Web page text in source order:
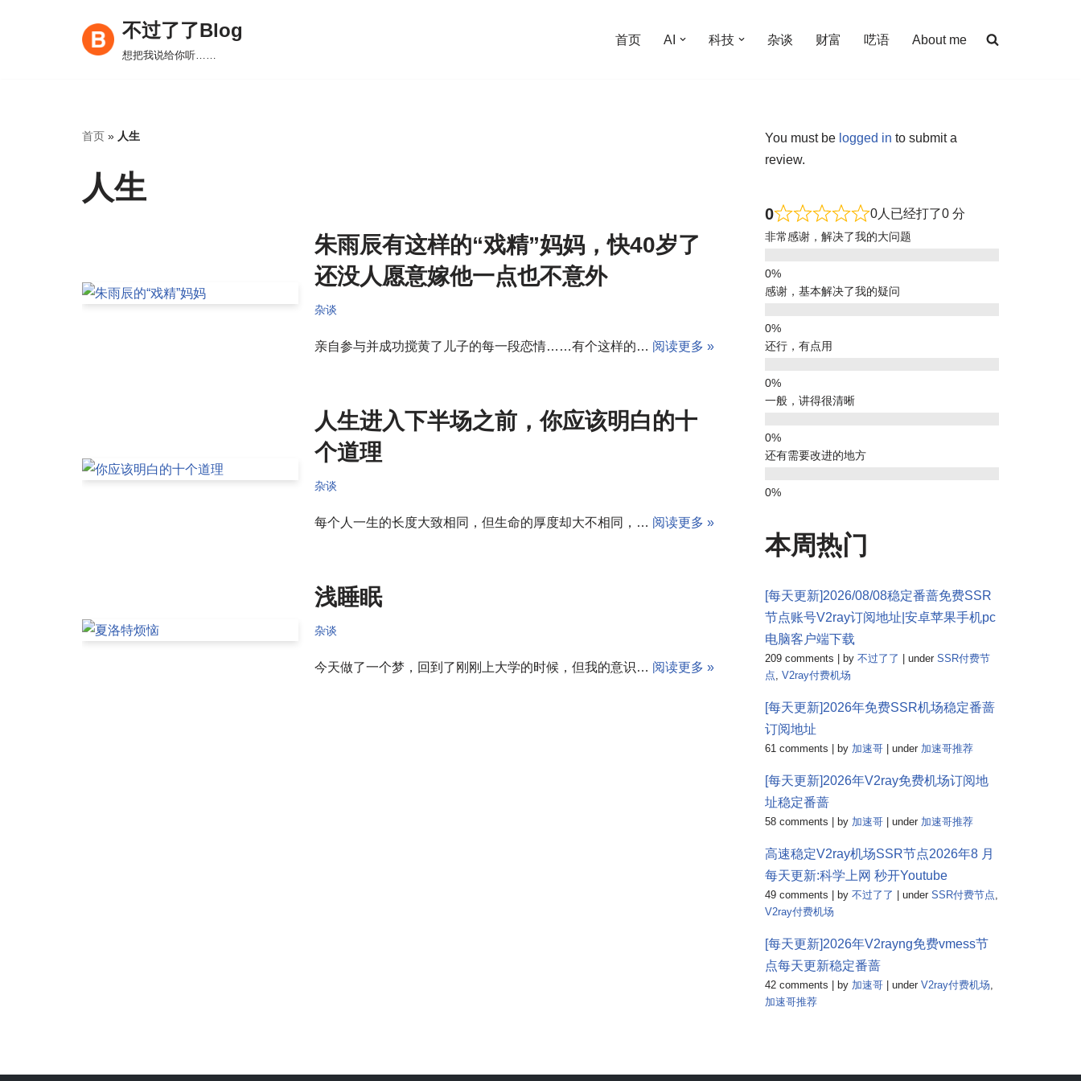
不过了了Blog
想把我说给你听……
首页 AI 科技 杂谈 财富 呓语 About me
首页 » 人生
人生
朱雨辰有这样的“戏精”妈妈，快40岁了
还没人愿意嫁他一点也不意外
杂谈
亲自参与并成功搅黄了儿子的每一段恋情……有个这样的… 阅读更多 »
人生进入下半场之前，你应该明白的十
个道理
杂谈
每个人一生的长度大致相同，但生命的厚度却大不相同，… 阅读更多 »
浅睡眠
杂谈
今天做了一个梦，回到了刚刚上大学的时候，但我的意识… 阅读更多 »
You must be logged in to submit a
review.
0 0人已经打了0 分
非常感谢，解决了我的大问题
感谢，基本解决了我的疑问
还行，有点用
一般，讲得很清晰
还有需要改进的地方
本周热门
[每天更新]2026/08/08稳定番蔷免费SSR
节点账号V2ray订阅地址|安卓苹果手机pc
电脑客户端下载
209 comments by 不过了了 under SSR付费节
点, V2ray付费机场
[每天更新]2026年免费SSR机场稳定番蔷
订阅地址
61 comments by 加速哥 under 加速哥推荐
[每天更新]2026年V2ray免费机场订阅地
址稳定番蔷
58 comments by 加速哥 under 加速哥推荐
高速稳定V2ray机场SSR节点2026年8 月
每天更新:科学上网 秒开Youtube
49 comments by 不过了了 under SSR付费节点,
V2ray付费机场
[每天更新]2026年V2rayng免费vmess节
点每天更新稳定番蔷
42 comments by 加速哥 under V2ray付费机场,
加速哥推荐